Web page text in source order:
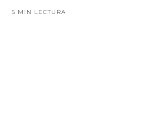
5 MIN LECTURA